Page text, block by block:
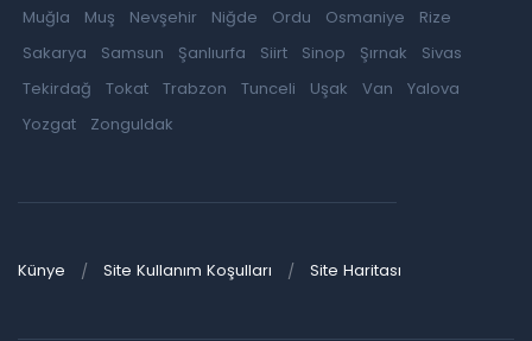
Muğla
Muş Nevşehir Niğde Ordu Osmaniye
Rize
Sakarya
Samsun Şanlıurfa Siirt Sinop Şırnak
Sivas
Tekirdağ
Tokat Trabzon Tunceli Uşak Van
Yalova
Yozgat
Zonguldak
Künye Site Kullanım Koşulları Site Haritası